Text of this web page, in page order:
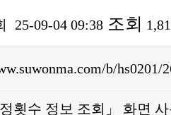
25-09-04 09:38 조회
b/hs0201/
횟수 정보 조회」 화면